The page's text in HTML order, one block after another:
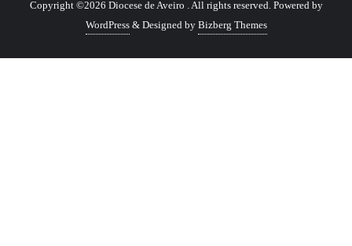
Copyright ©2026 Diocese de Aveiro . All rights reserved. Powered by
WordPress & Designed by Bizberg Themes